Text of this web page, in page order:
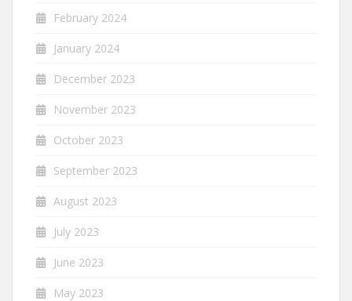
February 2024
January 2024
December 2023
November 2023
October 2023
September 2023
August 2023
July 2023
June 2023
May 2023